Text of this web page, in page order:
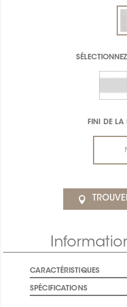
FINI DE LA
CARACTÉRISTIQUES
SPÉCIFICATIONS